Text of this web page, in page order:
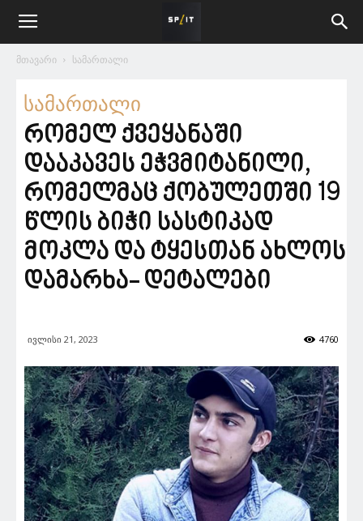
მთავარი სამართალი
სამართალი
რომელ ქვეყანაში
დააკავეს ეჭვმიტანილი,
რომელმაც ქობულეთში 19
წლის ბიჭი სასტიკად
მოკლა და ტყესთან ახლოს
დამარხა- დეტალები
ივლისი 21, 2023 4760